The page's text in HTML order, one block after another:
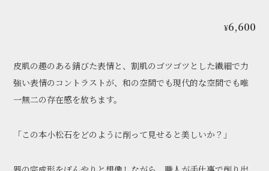
¥6,600
皮肌の趣のある錆びた表情と、割肌のゴツゴツとした繊細で力
強い表情のコントラストが、和の空間でも現代的な空間でも唯
一無二の存在感を放ちます。
「この本小松石をどのように削って見せると美しいか？」